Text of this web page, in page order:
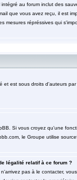
au forum inclut des
que vous avez reçu, il est
mesures répréssives qui
et est sous droits d'auteurs
Si vous croyez qu'une
le Groupe utilise
légalité relatif à ce forum ?
pas à le contacter,